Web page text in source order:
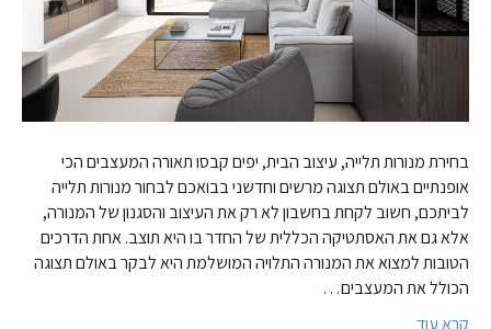
בחירת מנורות תלייה, עיצוב הבית, יפים קבסו תאורה המעצבים הכי
אופנתיים באולם תצוגה מרשים וחדשני בבואכם לבחור מנורות תלייה
לביתכם, חשוב לקחת בחשבון לא רק את העיצוב והסגנון של המנורה,
אלא גם את האסתטיקה הכללית של החדר בו היא תוצב. אחת הדרכים
הטובות למצוא את המנורה התלויה המושלמת היא לבקר באולם תצוגה
הכולל את המעצבים…
קרא עוד